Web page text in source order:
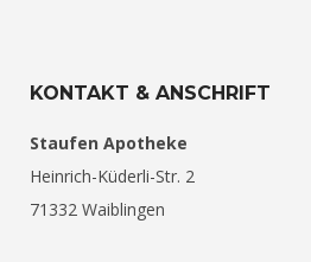
KONTAKT & ANSCHRIFT
Staufen Apotheke
Heinrich-Küderli-Str. 2
71332 Waiblingen